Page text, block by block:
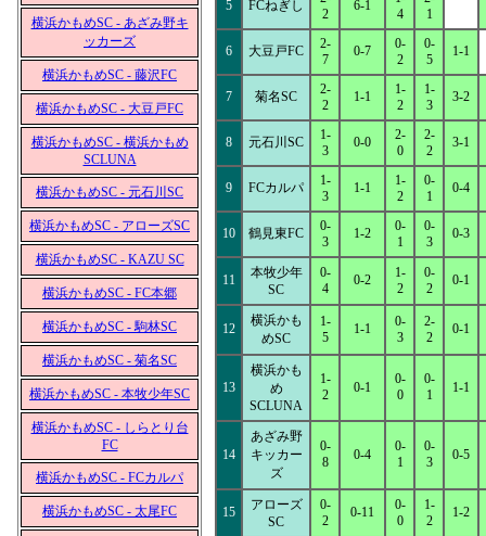
横浜かもめSC - あざみ野キ
ッカーズ
横浜かもめSC - 藤沢FC
横浜かもめSC - 大豆戸FC
横浜かもめSC - 横浜かもめ
SCLUNA
横浜かもめSC - 元石川SC
横浜かもめSC - アローズSC
横浜かもめSC - KAZU SC
横浜かもめSC - FC本郷
横浜かもめSC - 駒林SC
横浜かもめSC - 菊名SC
横浜かもめSC - 本牧少年SC
横浜かもめSC - しらとり台
FC
横浜かもめSC - FCカルパ
横浜かもめSC - 太尾FC
5 FCねぎし
2
6-1
4
1
6 大豆戸FC
2-
7
0-7
0-
2
0-
5
1-1
7 菊名SC
2-
2
1-1
1-
2
1-
3
3-2
8 元石川SC
1-
3
0-0
2-
0
2-
2
3-1
9 FCカルパ
1-
3
1-1
1-
2
0-
1
0-4
10 鶴見東FC
0-
3
1-2
0-
1
0-
3
0-3
11
本牧少年
SC
0-
4
0-2
1-
2
0-
2
0-1
12
横浜かも
めSC
1-
5
1-1
0-
3
2-
2
0-1
13
横浜かも
め
SCLUNA
1-
2
0-1
0-
0
0-
1
1-1
14
あざみ野
キッカー
ズ
0-
8
0-4
0-
1
0-
3
0-5
15
アローズ
SC
0-
2
0-11
0-
0
1-
2
1-2